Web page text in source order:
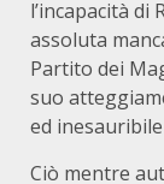
l’incapacità di
assoluta
Partito dei
suo
ed
Ciò mentre